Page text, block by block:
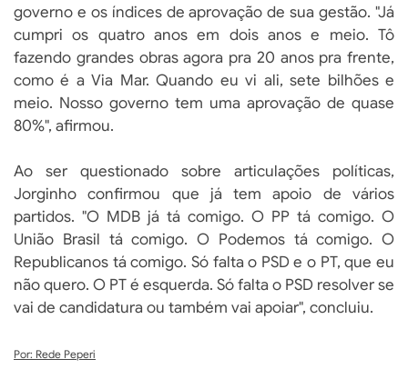
governo e os índices de aprovação de sua gestão. "Já
cumpri os quatro anos em dois anos e meio. Tô
fazendo grandes obras agora pra 20 anos pra frente,
como é a Via Mar. Quando eu vi ali, sete bilhões e
meio. Nosso governo tem uma aprovação de quase
80%", afirmou.
Ao ser questionado sobre articulações políticas,
Jorginho confirmou que já tem apoio de vários
partidos. "O MDB já tá comigo. O PP tá comigo. O
União Brasil tá comigo. O Podemos tá comigo. O
Republicanos tá comigo. Só falta o PSD e o PT, que eu
não quero. O PT é esquerda. Só falta o PSD resolver se
vai de candidatura ou também vai apoiar", concluiu.
Por: Rede Peperi